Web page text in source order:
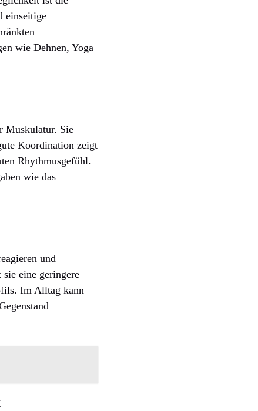
einseitige
wie Dehnen, Yoga
Muskulatur. Sie
Koordination zeigt
Rhythmusgefühl.
wie das
und
eine geringere
Im Alltag kann